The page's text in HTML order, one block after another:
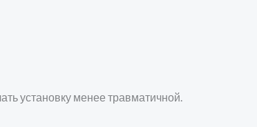
установку менее травматичной.